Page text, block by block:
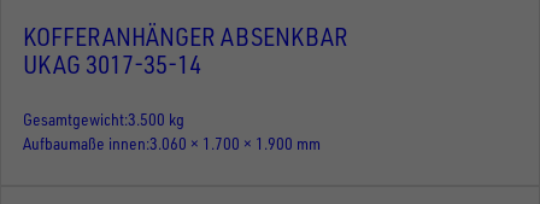
KOFFERANHÄNGER ABSENKBAR
UKAG 3017-35-14
Gesamtgewicht3.500 kg
Aufbaumaße innen 3.060 × 1.700 × 1.900 mm